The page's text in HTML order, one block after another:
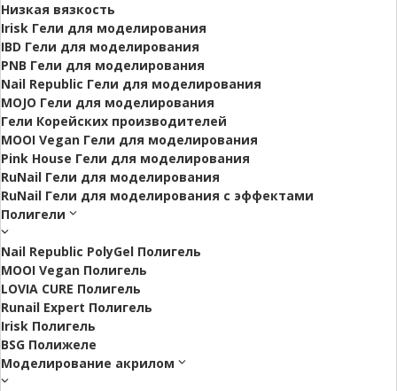
Низкая вязкость
Irisk Гели для моделирования
IBD Гели для моделирования
PNB Гели для моделирования
Nail Republic Гели для моделирования
MOJO Гели для моделирования
Гели Корейских производителей
MOOI Vegan Гели для моделирования
Pink House Гели для моделирования
RuNail Гели для моделирования
RuNail Гели для моделирования с эффектами
Полигели
Nail Republic PolyGel Полигель
MOOI Vegan Полигель
LOVIA CURE Полигель
Runail Expert Полигель
Irisk Полигель
BSG Полижеле
Моделирование акрилом